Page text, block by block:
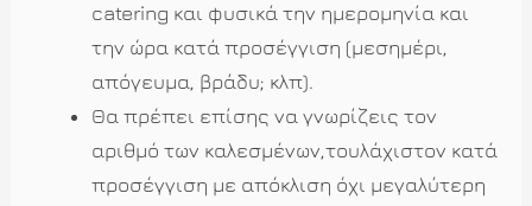
catering και φυσικά την ημερομηνία και
την ώρα κατά προσέγγιση (μεσημέρι,
απόγευμα, βράδυ; κλπ).
Θα πρέπει επίσης να γνωρίζεις τον
αριθμό των καλεσμένων,τουλάχιστον κατά
προσέγγιση με απόκλιση όχι μεγαλύτερη